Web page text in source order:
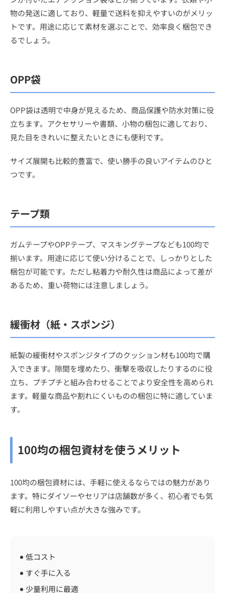
物の発送に適しており、軽量で送料を抑えやすいのがメリッ
トです。用途に応じて素材を選ぶことで、効率良く梱包でき
るでしょう。
OPP袋
OPP袋は透明で中身が見えるため、商品保護や防水対策に役
立ちます。アクセサリーや書類、小物の梱包に適しており、
見た目をきれいに整えたいときにも便利です。
サイズ展開も比較的豊富で、使い勝手の良いアイテムのひと
つです。
テープ類
ガムテープやOPPテープ、マスキングテープなども100均で
揃います。用途に応じて使い分けることで、しっかりとした
梱包が可能です。ただし粘着力や耐久性は商品によって差が
あるため、重い荷物には注意しましょう。
緩衝材（紙・スポンジ）
紙製の緩衝材やスポンジタイプのクッション材も100均で購
入できます。隙間を埋めたり、衝撃を吸収したりするのに役
立ち、プチプチと組み合わせることでより安全性を高められ
ます。軽量な商品や割れにくいものの梱包に特に適していま
す。
100均の梱包資材を使うメリット
100均の梱包資材には、手軽に使えるならではの魅力があり
ます。特にダイソーやセリアは店舗数が多く、初心者でも気
軽に利用しやすい点が大きな強みです。
低コスト
すぐ手に入る
少量利用に最適